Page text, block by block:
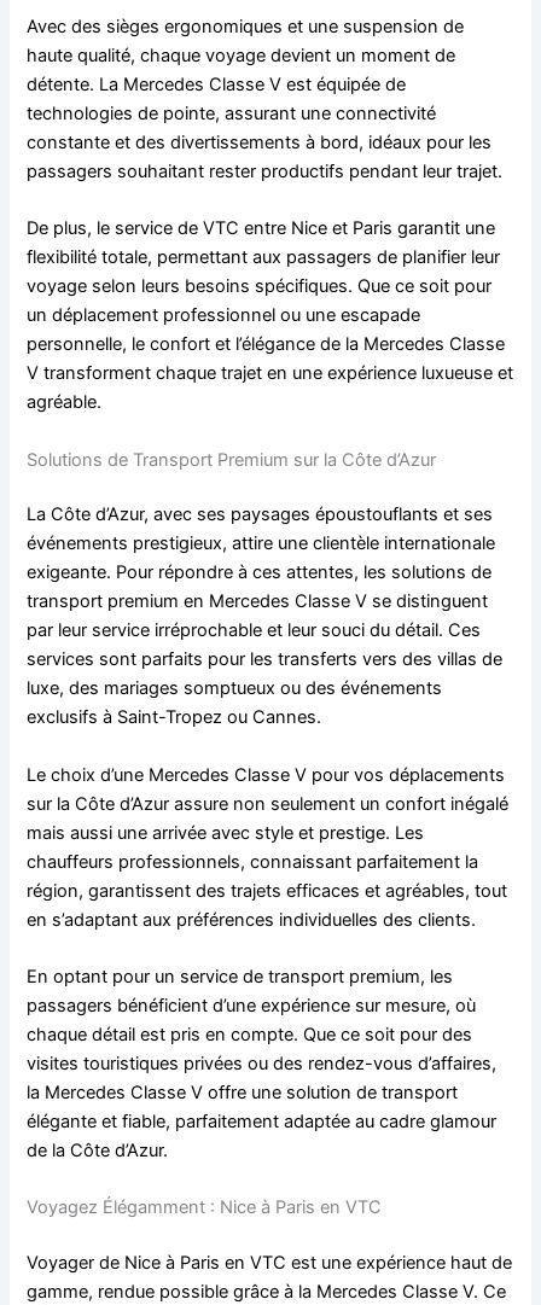
Avec des sièges ergonomiques et une suspension de
haute qualité, chaque voyage devient un moment de
détente. La Mercedes Classe V est équipée de
technologies de pointe, assurant une connectivité
constante et des divertissements à bord, idéaux pour les
passagers souhaitant rester productifs pendant leur trajet.
De plus, le service de VTC entre Nice et Paris garantit une
flexibilité totale, permettant aux passagers de planifier leur
voyage selon leurs besoins spécifiques. Que ce soit pour
un déplacement professionnel ou une escapade
personnelle, le confort et l’élégance de la Mercedes Classe
V transforment chaque trajet en une expérience luxueuse et
agréable.
Solutions de Transport Premium sur la Côte d’Azur
La Côte d’Azur, avec ses paysages époustouflants et ses
événements prestigieux, attire une clientèle internationale
exigeante. Pour répondre à ces attentes, les solutions de
transport premium en Mercedes Classe V se distinguent
par leur service irréprochable et leur souci du détail. Ces
services sont parfaits pour les transferts vers des villas de
luxe, des mariages somptueux ou des événements
exclusifs à Saint-Tropez ou Cannes.
Le choix d’une Mercedes Classe V pour vos déplacements
sur la Côte d’Azur assure non seulement un confort inégalé
mais aussi une arrivée avec style et prestige. Les
chauffeurs professionnels, connaissant parfaitement la
région, garantissent des trajets efficaces et agréables, tout
en s’adaptant aux préférences individuelles des clients.
En optant pour un service de transport premium, les
passagers bénéficient d’une expérience sur mesure, où
chaque détail est pris en compte. Que ce soit pour des
visites touristiques privées ou des rendez-vous d’affaires,
la Mercedes Classe V offre une solution de transport
élégante et fiable, parfaitement adaptée au cadre glamour
de la Côte d’Azur.
Voyagez Élégamment : Nice à Paris en VTC
Voyager de Nice à Paris en VTC est une expérience haut de
gamme, rendue possible grâce à la Mercedes Classe V. Ce